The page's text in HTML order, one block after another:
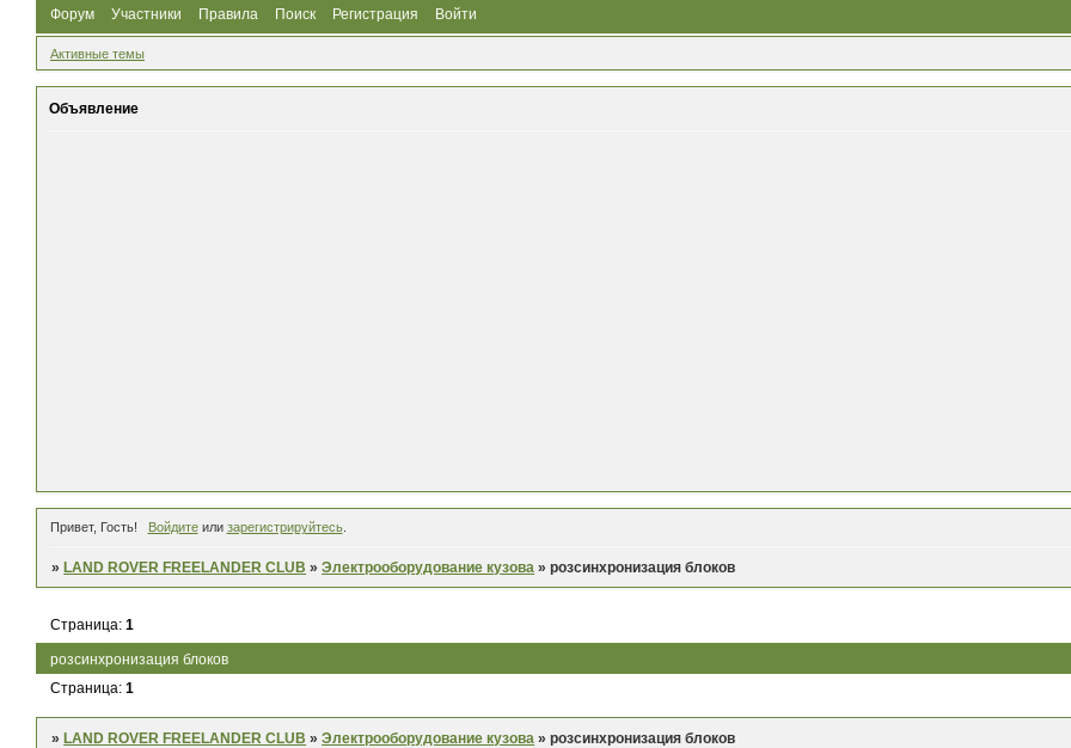
Форум Участники Правила Поиск Регистрация Войти
Активные темы
Объявление
Привет, Гость! Войдитеили зарегистрируйтесь.
»LAND ROVER FREELANDER CLUB »Электрооборудование кузова »розсинхронизация блоков
розсинхронизация блоков
Страница:1
Страница:1
» LAND ROVER FREELANDER CLUB »Электрооборудование кузова »розсинхронизация блоков